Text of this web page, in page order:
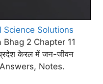
Science Solutions
2 Chapter 11
प्रदेश केरल में जन-जीवन
Notes.